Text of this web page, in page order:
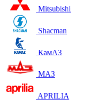
Mitsubishi
Shacman
КамАЗ
МАЗ
APRILIA